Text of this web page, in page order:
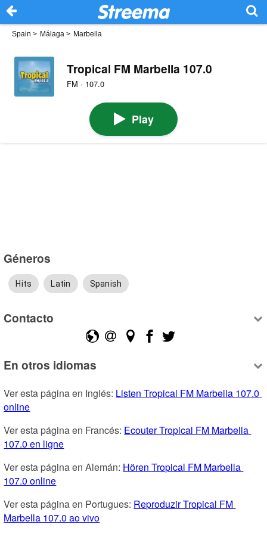
Spain > Málaga > Marbella
Tropical FM Marbella 107.0
FM · 107.0
Play
Géneros
Hits Latin Spanish
Contacto
En otros idiomas
Ver esta página en Inglés: Listen Tropical FM Marbella 107.0
online
Ver esta página en Francés: Ecouter Tropical FM Marbella
107.0 en ligne
Ver esta página en Alemán: Hören Tropical FM Marbella
107.0 online
Ver esta página en Portugues: Reproduzir Tropical FM
Marbella 107.0 ao vivo